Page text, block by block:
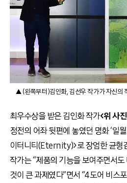
▲ (왼쪽부터)김인화, 김선우 작가가 자신의
최우수상을 받은 김인화 작가<위 사
정전의 어좌 뒷편에 놓였던 명화 ‘일
이터니티(Eternity)>로 장엄한 균형
작가는 “제품의 기능을 보여주면서
것이 큰 과제였다”면서 “4도어 비스